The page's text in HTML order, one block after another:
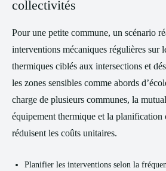
collectivités
Pour une petite commune, un scénario
interventions mécaniques régulières sur
thermiques ciblés aux intersections et
les zones sensibles comme abords
charge de plusieurs communes, la
équipement thermique et la planification
réduisent les coûts unitaires.
Planifier les interventions selon la